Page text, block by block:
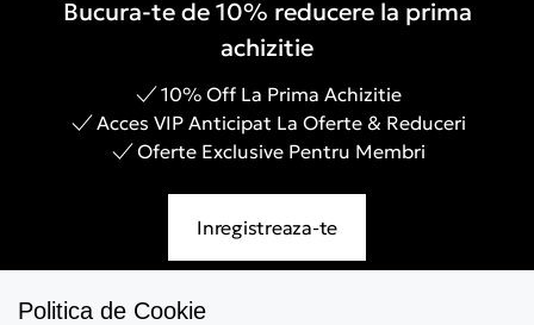
Bucura-te de 10% reducere la prima
achizitie
10% Off La Prima Achizitie
Acces VIP Anticipat La Oferte & Reduceri
Oferte Exclusive Pentru Membri
Inregistreaza-te
Politica de Cookie